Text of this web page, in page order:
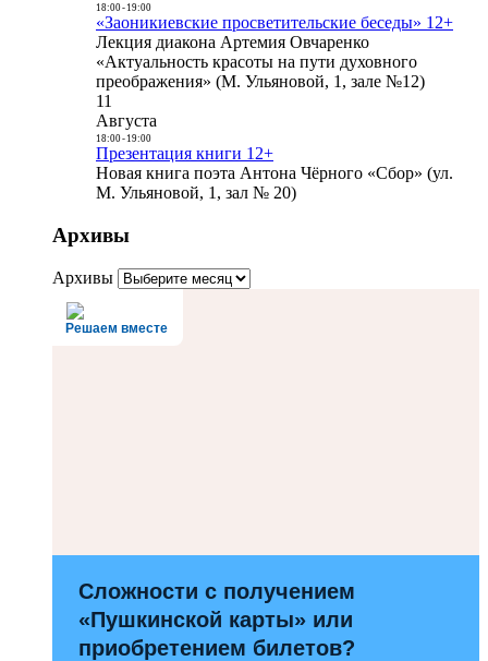
18:00- 19:00
«Заоникиевские просветительские беседы» 12+
Лекция диакона Артемия Овчаренко
«Актуальность красоты на пути духовного
преображения» (М. Ульяновой, 1, зале №12)
11
Августа
18:00- 19:00
Презентация книги 12+
Новая книга поэта Антона Чёрного «Сбор» (ул.
М. Ульяновой, 1, зал № 20)
Архивы
Архивы
Решаем вместе
Сложности с получением
«Пушкинской карты» или
приобретением билетов?